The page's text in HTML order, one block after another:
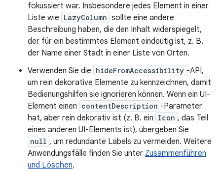
fokussiert war. Insbesondere jedes Element in einer
Liste wie LazyColumn sollte eine andere
Beschreibung haben, die den Inhalt widerspiegelt,
der für ein bestimmtes Element eindeutig ist, z. B.
der Name einer Stadt in einer Liste von Orten.
Verwenden Sie die hideFromAccessibility -API,
um rein dekorative Elemente zu kennzeichnen, damit
Bedienungshilfen sie ignorieren können. Wenn ein UI-
Element einen contentDescription -Parameter
hat, aber rein dekorativ ist (z. B. ein Icon , das Teil
eines anderen UI-Elements ist), übergeben Sie
null , um redundante Labels zu vermeiden. Weitere
Anwendungsfälle finden Sie unter Zusammenführen
und Löschen.